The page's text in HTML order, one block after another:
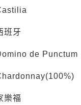
班牙
de Punctum
樂福